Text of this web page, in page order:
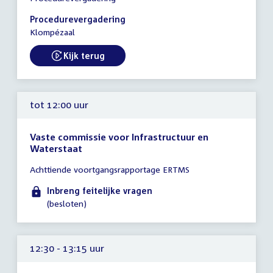
vergadering
11:30
-
uur
Procedurevergadering
Klompézaal
External link:
Kijk terug
tot 12:00 uur
Vaste commissie voor Infrastructuur en
Waterstaat
vergadering
tot
12:00
Achttiende voortgangsrapportage ERTMS
Inbreng feitelijke vragen
(besloten)
12:30 - 13:15 uur